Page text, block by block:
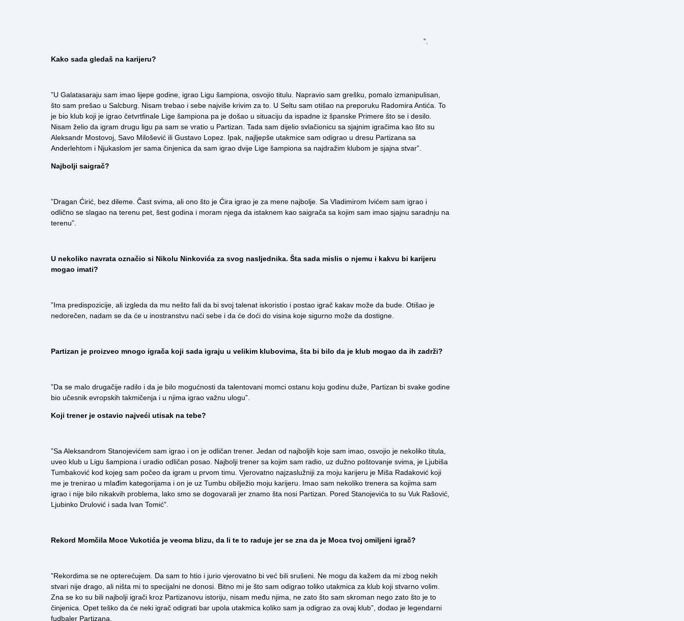
”.
Kako sada gledaš na karijeru?
”U Galatasaraju sam imao lijepe godine, igrao Ligu šampiona, osvojio titulu. Napravio sam grešku, pomalo izmanipulisan,
što sam prešao u Salcburg. Nisam trebao i sebe najviše krivim za to. U Seltu sam otišao na preporuku Radomira Antića. To
je bio klub koji je igrao četvrtfinale Lige šampiona pa je došao u situaciju da ispadne iz španske Primere što se i desilo.
Nisam želio da igram drugu ligu pa sam se vratio u Partizan. Tada sam dijelio svlačionicu sa sjajnim igračima kao što su
Aleksandr Mostovoj, Savo Milošević ili Gustavo Lopez. Ipak, najljepše utakmice sam odigrao u dresu Partizana sa
Anderlehtom i Njukaslom jer sama činjenica da sam igrao dvije Lige šampiona sa najdražim klubom je sjajna stvar”.
Najbolji saigrač?
”Dragan Ćirić, bez dileme. Čast svima, ali ono što je Ćira igrao je za mene najbolje. Sa Vladimirom Ivićem sam igrao i
odlično se slagao na terenu pet, šest godina i moram njega da istaknem kao saigrača sa kojim sam imao sjajnu saradnju na
terenu”.
U nekoliko navrata označio si Nikolu Ninkovića za svog nasljednika. Šta sada mislis o njemu i kakvu bi karijeru
mogao imati?
”Ima predispozicije, ali izgleda da mu nešto fali da bi svoj talenat iskoristio i postao igrač kakav može da bude. Otišao je
nedorečen, nadam se da će u inostranstvu naći sebe i da će doći do visina koje sigurno može da dostigne.
Partizan je proizveo mnogo igrača koji sada igraju u velikim klubovima, šta bi bilo da je klub mogao da ih zadrži?
”Da se malo drugačije radilo i da je bilo mogućnosti da talentovani momci ostanu koju godinu duže, Partizan bi svake godine
bio učesnik evropskih takmičenja i u njima igrao važnu ulogu”.
Koji trener je ostavio najveći utisak na tebe?
”Sa Aleksandrom Stanojevićem sam igrao i on je odličan trener. Jedan od najboljih koje sam imao, osvojio je nekoliko titula,
uveo klub u Ligu šampiona i uradio odličan posao. Najbolji trener sa kojim sam radio, uz dužno poštovanje svima, je Ljubiša
Tumbaković kod kojeg sam počeo da igram u prvom timu. Vjerovatno najzaslužniji za moju karijeru je Miša Radaković koji
me je trenirao u mlađim kategorijama i on je uz Tumbu obilježio moju karijeru. Imao sam nekoliko trenera sa kojima sam
igrao i nije bilo nikakvih problema, lako smo se dogovarali jer znamo šta nosi Partizan. Pored Stanojevića to su Vuk Rašović,
Ljubinko Drulović i sada Ivan Tomić”.
Rekord Momčila Moce Vukotića je veoma blizu, da li te to raduje jer se zna da je Moca tvoj omiljeni igrač?
”Rekordima se ne opterećujem. Da sam to htio i jurio vjerovatno bi već bili srušeni. Ne mogu da kažem da mi zbog nekih
stvari nije drago, ali ništa mi to specijalni ne donosi. Bitno mi je što sam odigrao toliko utakmica za klub koji stvarno volim.
Zna se ko su bili najbolji igrači kroz Partizanovu istoriju, nisam među njima, ne zato što sam skroman nego zato što je to
činjenica. Opet teško da će neki igrač odigrati bar upola utakmica koliko sam ja odigrao za ovaj klub”, dodao je legendarni
fudbaler Partizana.